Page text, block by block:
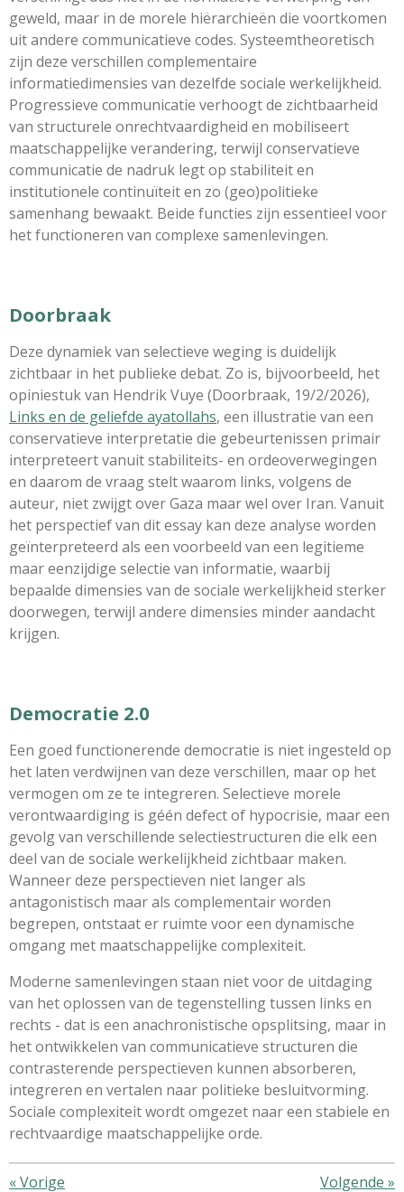
geweld, maar in de morele hiërarchieën die voortkomen
uit andere communicatieve codes. Systeemtheoretisch
zijn deze verschillen complementaire
informatiedimensies van dezelfde sociale werkelijkheid.
Progressieve communicatie verhoogt de zichtbaarheid
van structurele onrechtvaardigheid en mobiliseert
maatschappelijke verandering, terwijl conservatieve
communicatie de nadruk legt op stabiliteit en
institutionele continuïteit en zo (geo)politieke
samenhang bewaakt. Beide functies zijn essentieel voor
het functioneren van complexe samenlevingen.
Doorbraak
Deze dynamiek van selectieve weging is duidelijk
zichtbaar in het publieke debat. Zo is, bijvoorbeeld, het
opiniestuk van Hendrik Vuye (Doorbraak, 19/2/2026),
Links en de geliefde ayatollahs, een illustratie van een
conservatieve interpretatie die gebeurtenissen primair
interpreteert vanuit stabiliteits- en ordeoverwegingen
en daarom de vraag stelt waarom links, volgens de
auteur, niet zwijgt over Gaza maar wel over Iran. Vanuit
het perspectief van dit essay kan deze analyse worden
geïnterpreteerd als een voorbeeld van een legitieme
maar eenzijdige selectie van informatie, waarbij
bepaalde dimensies van de sociale werkelijkheid sterker
doorwegen, terwijl andere dimensies minder aandacht
krijgen.
Democratie 2.0
Een goed functionerende democratie is niet ingesteld op
het laten verdwijnen van deze verschillen, maar op het
vermogen om ze te integreren. Selectieve morele
verontwaardiging is géén defect of hypocrisie, maar een
gevolg van verschillende selectiestructuren die elk een
deel van de sociale werkelijkheid zichtbaar maken.
Wanneer deze perspectieven niet langer als
antagonistisch maar als complementair worden
begrepen, ontstaat er ruimte voor een dynamische
omgang met maatschappelijke complexiteit.
Moderne samenlevingen staan niet voor de uitdaging
van het oplossen van de tegenstelling tussen links en
rechts - dat is een anachronistische opsplitsing, maar in
het ontwikkelen van communicatieve structuren die
contrasterende perspectieven kunnen absorberen,
integreren en vertalen naar politieke besluitvorming.
Sociale complexiteit wordt omgezet naar een stabiele en
rechtvaardige maatschappelijke orde.
«Vorige Volgende »